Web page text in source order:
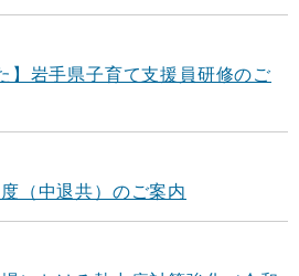
】岩手県子育て支援員研修のご
（中退共）のご案内